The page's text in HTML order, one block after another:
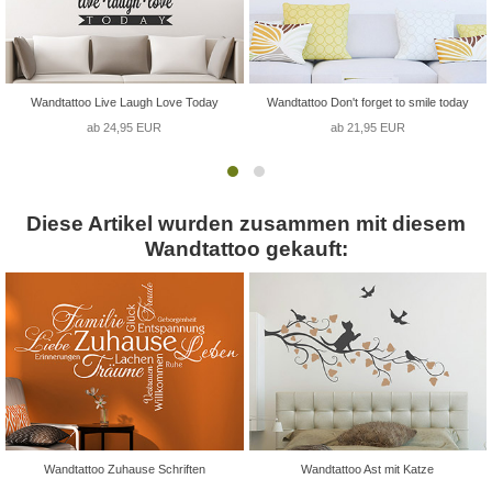
Wandtattoo Live Laugh Love Today
ab 24,95 EUR
Wandtattoo Don't forget to smile today
ab 21,95 EUR
Diese Artikel wurden zusammen mit diesem
Wandtattoo gekauft:
Wandtattoo Zuhause Schriften Wandtattoo Ast mit Katze